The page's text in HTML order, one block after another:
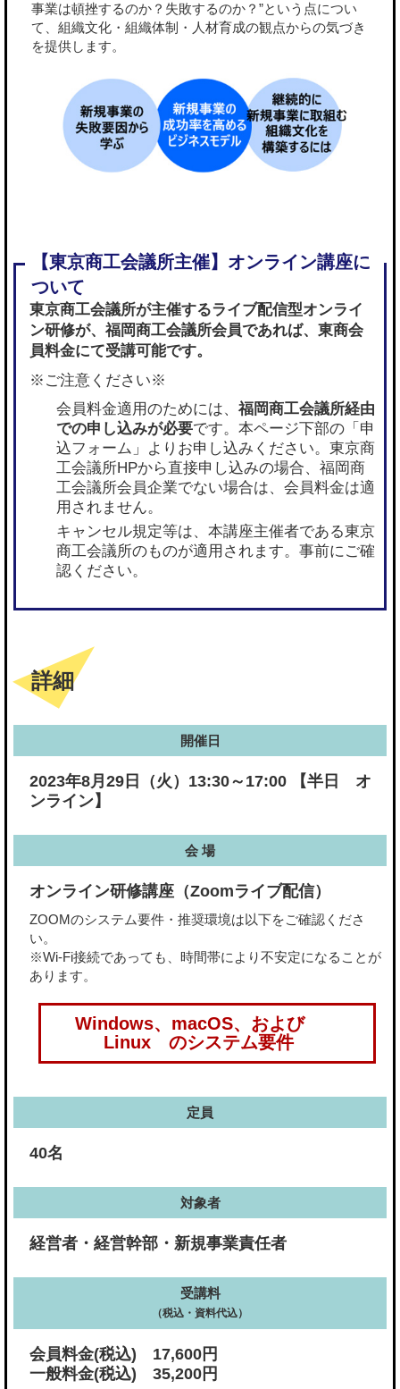
事業は頓挫するのか？失敗するのか？”という点につい
て、組織文化・組織体制・人材育成の観点からの気づき
を提供します。
東京商工会議所が主催するライブ配信型オンライ
ン研修が、 福岡商工会議所会員であれば、東商会
員料金にて受講可能です。
※ご注意ください※
会員料金適用のためには、 福岡商工会議所経由
での申し込みが必要です。本ページ下部の「申
込フォーム」よりお申し込みください。東京商
工会議所HPから直接申し込みの場合、福岡商
工会議所会員企業でない場合は、会員料金は適
用されません。
キャンセル規定等は、本講座主催者である東京
商工会議所のものが適用されます。事前にご確
認ください。
詳細
開催日
2023年8月29日（火）13:30～17:00 【半日 オ
ンライン】
会 場
オンライン研修講座（Zoomライブ配信）
ZOOMのシステム要件・推奨環境は以下をご確認くださ
い。
※Wi-Fi接続であっても、時間帯により不安定になることが
あります。
Windows、macOS、および
Linux のシステム要件
定員
40名
対象者
経営者・経営幹部・新規事業責任者
受講料
（税込・資料代込）
会員料金(税込) 17,600円
一般料金(税込) 35,200円